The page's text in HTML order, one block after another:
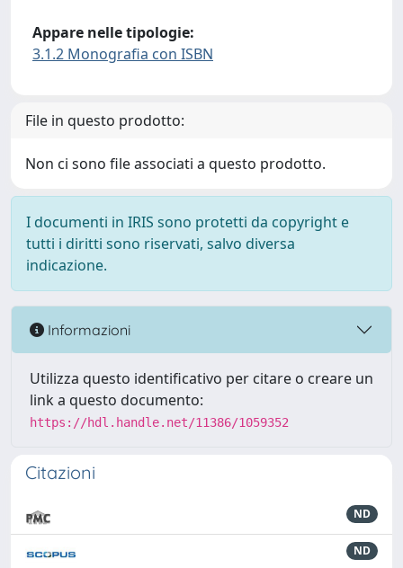
Appare nelle tipologie:
3.1.2 Monografia con ISBN
File in questo prodotto:
Non ci sono file associati a questo prodotto.
I documenti in IRIS sono protetti da copyright e
tutti i diritti sono riservati, salvo diversa
indicazione.
Informazioni
Utilizza questo identificativo per citare o creare un
link a questo documento:
https://hdl.handle.net/11386/1059352
Citazioni
ND
ND